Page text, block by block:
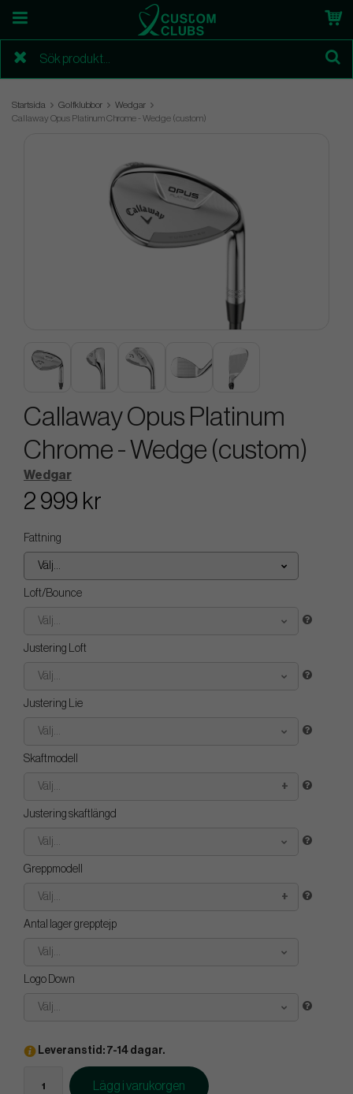
Startsida Golfklubbor
Wedgar
Callaway Opus Platinum Chrome - Wedge (custom)
Callaway Opus Platinum
Chrome - Wedge (custom)
Wedgar
2 999 kr
Fattning
Välj...
Loft/Bounce
Välj...
Justering Loft
Välj...
Justering Lie
Välj...
Skaftmodell
Välj...
Justering skaftlängd
Välj...
Greppmodell
Välj...
Antal lager grepptejp
Välj...
Logo Down
Välj...
Leveranstid: 7-14 dagar.
Lägg i varukorgen